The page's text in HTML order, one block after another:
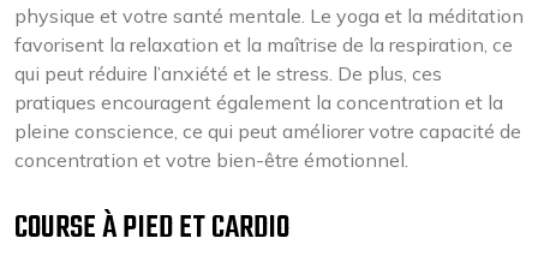
physique et votre santé mentale. Le yoga et la méditation
favorisent la relaxation et la maîtrise de la respiration, ce
qui peut réduire l’anxiété et le stress. De plus, ces
pratiques encouragent également la concentration et la
pleine conscience, ce qui peut améliorer votre capacité de
concentration et votre bien-être émotionnel.
COURSE À PIED ET CARDIO